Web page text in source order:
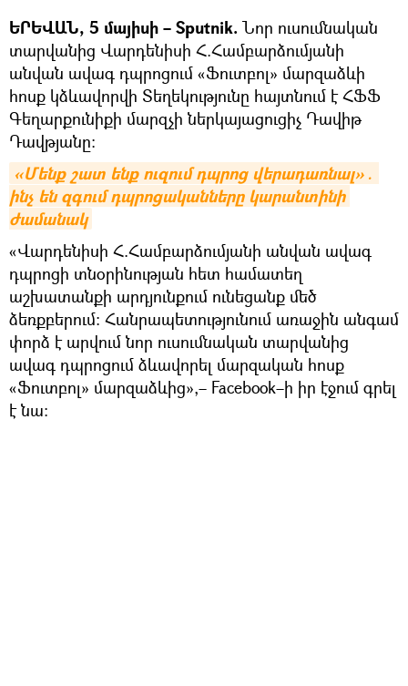
ԵՐԵՎԱՆ, 5 մայիսի – Sputnik. Նոր ուսումնական
տարվանից Վարդենիսի Հ.Համբարձումյանի
անվան ավագ դպրոցում «Ֆուտբոլ» մարզաձևի
հոսք կձևավորվի Տեղեկությունը հայտնում է ՀՖՖ
Գեղարքունիքի մարզչի ներկայացուցիչ Դավիթ
Դավթյանը:
«Մենք շատ ենք ուզում դպրոց վերադառնալ»․
ինչ են զգում դպրոցականները կարանտինի
ժամանակ
«Վարդենիսի Հ.Համբարձումյանի անվան ավագ
դպրոցի տնօրինության հետ համատեղ
աշխատանքի արդյունքում ունեցանք մեծ
ձեռքբերում: Հանրապետությունում առաջին անգամ
փորձ է արվում նոր ուսումնական տարվանից
ավագ դպրոցում ձևավորել մարզական հոսք
«Ֆուտբոլ» մարզաձևից»,– Facebook–ի իր էջում գրել
է նա: